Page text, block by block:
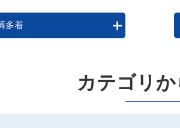
多着
カテゴリ